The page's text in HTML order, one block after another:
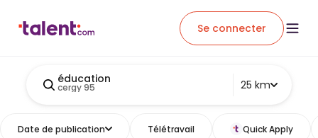
Se connecter
éducation
cergy 95 25 km
Date de publication Télétravail Quick Apply